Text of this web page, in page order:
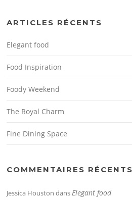
ARTICLES RÉCENTS
Elegant food
Food Inspiration
Foody Weekend
The Royal Charm
Fine Dining Space
COMMENTAIRES RÉCENTS
Jessica Houston dansElegant food